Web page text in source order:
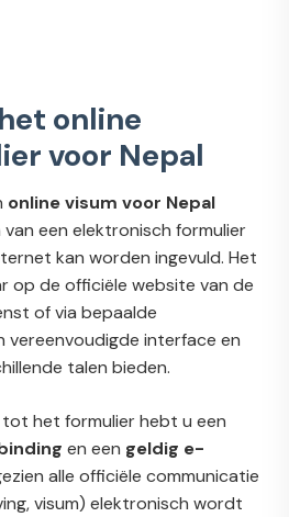
online
voor Nepal
online visum voor Nepal
een elektronisch formulier
kan worden ingevuld. Het
op de officiële website van de
of via bepaalde
vereenvoudigde interface en
talen bieden.
het formulier hebt u een
en een geldig e-
alle officiële communicatie
visum) elektronisch wordt